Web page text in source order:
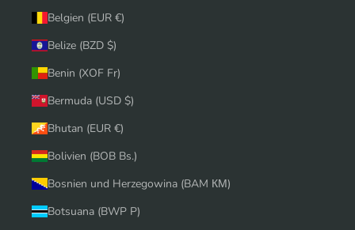
Belgien (EUR €)
Belize (BZD $)
Benin (XOF Fr)
Bermuda (USD $)
Bhutan (EUR €)
Bolivien (BOB Bs.)
Bosnien und Herzegowina (BAM КМ)
Botsuana (BWP P)